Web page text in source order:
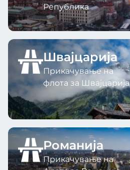
Република
Швајцарија
Прикачување на
флота за Швајцарија
Романија
Прикачување на